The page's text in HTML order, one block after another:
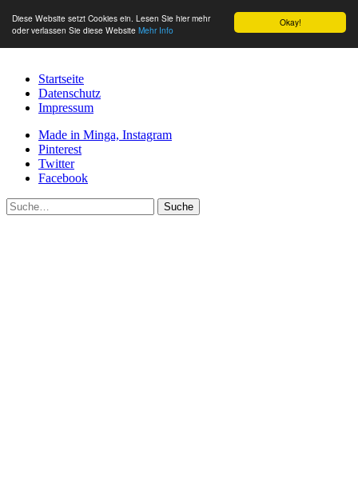
Okay!
Diese Website setzt Cookies ein. Lesen Sie hier mehr
oder verlassen Sie diese Website Mehr Info
Startseite
Datenschutz
Impressum
Made in Minga, Instagram
Pinterest
Twitter
Facebook
Suche